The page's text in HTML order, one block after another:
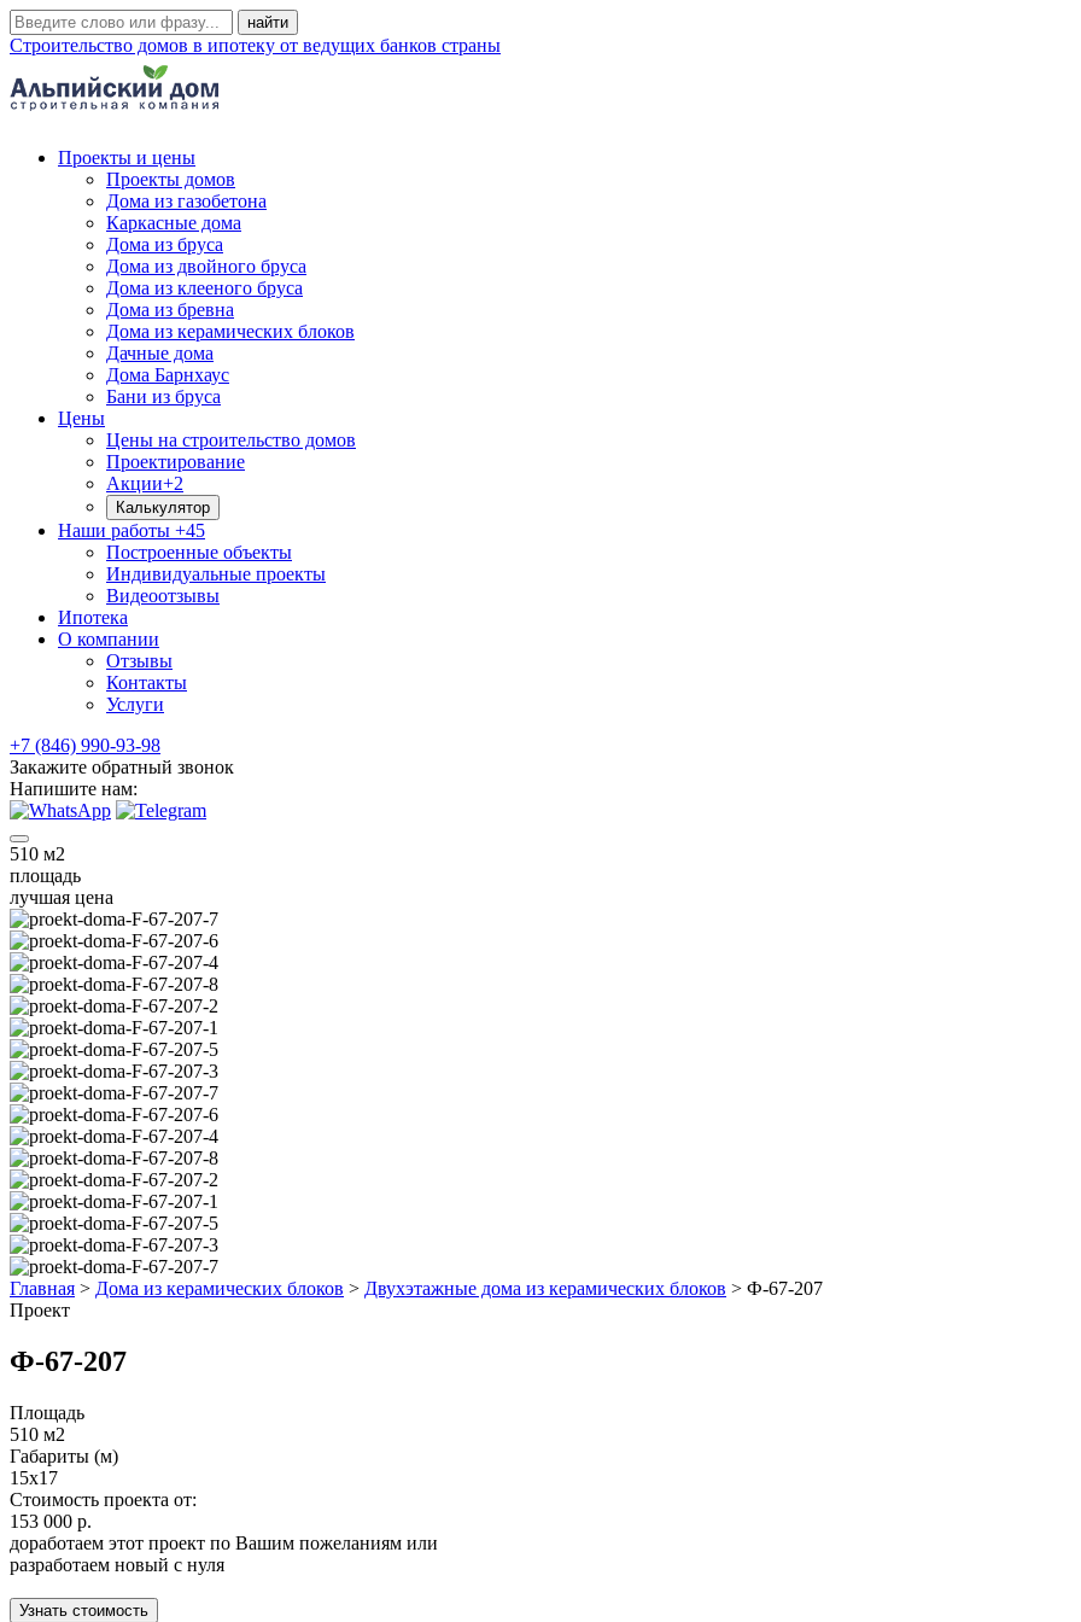
Строительство домов в ипотеку от ведущих банков страны
Проекты и цены
Проекты домов
Дома из газобетона
Каркасные дома
Дома из бруса
Дома из двойного бруса
Дома из клееного бруса
Дома из бревна
Дома из керамических блоков
Дачные дома
Дома Барнхаус
Бани из бруса
Цены
Цены на строительство домов
Проектирование
Акции+2
Калькулятор
Наши работы +45
Построенные объекты
Индивидуальные проекты
Видеоотзывы
Ипотека
О компании
Отзывы
Контакты
Услуги
+7 (846) 990-93-98
Закажите обратный звонок
Напишите нам:
510 м2
площадь
лучшая цена
Главная > Дома из керамических блоков > Двухэтажные дома из керамических блоков > Ф-67-207
Проект
Ф-67-207
Площадь
510 м2
Габариты (м)
15x17
Стоимость проекта от:
153 000 р.
доработаем этот проект по Вашим пожеланиям или
разработаем новый с нуля
Узнать стоимость